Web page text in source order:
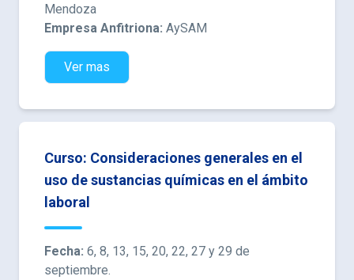
Mendoza
Empresa Anfitriona: AySAM
Ver mas
Curso: Consideraciones generales en el
uso de sustancias químicas en el ámbito
laboral
Fecha: 6, 8, 13, 15, 20, 22, 27 y 29 de
septiembre.